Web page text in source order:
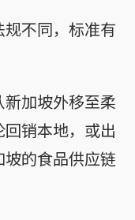
不同，标准有
加坡外移至柔
销本地，或出
的食品供应链